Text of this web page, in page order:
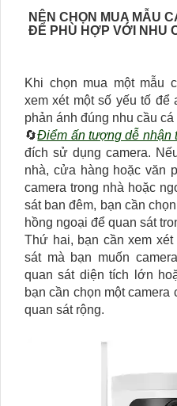
NÊN CHỌN MUA MẪU
ĐỂ PHÙ HỢP VỚI NHU
Khi chọn mua một mẫu
xem xét một số yếu tố để
phản ánh đúng nhu cầu
🔄Điểm ấn tượng dễ nhận
đích sử dụng camera.
nhà, cửa hàng hoặc văn
camera trong nhà hoặc
sát ban đêm, bạn cần
hồng ngoại để quan sát
Thứ hai, bạn cần xem
sát mà bạn muốn
quan sát diện tích lớn
bạn cần chọn một
quan sát rộng.